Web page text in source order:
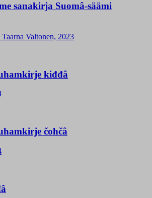
sanakirja Suomâ-säämi
Valtonen, 2023
kiđđâ
čohčâ